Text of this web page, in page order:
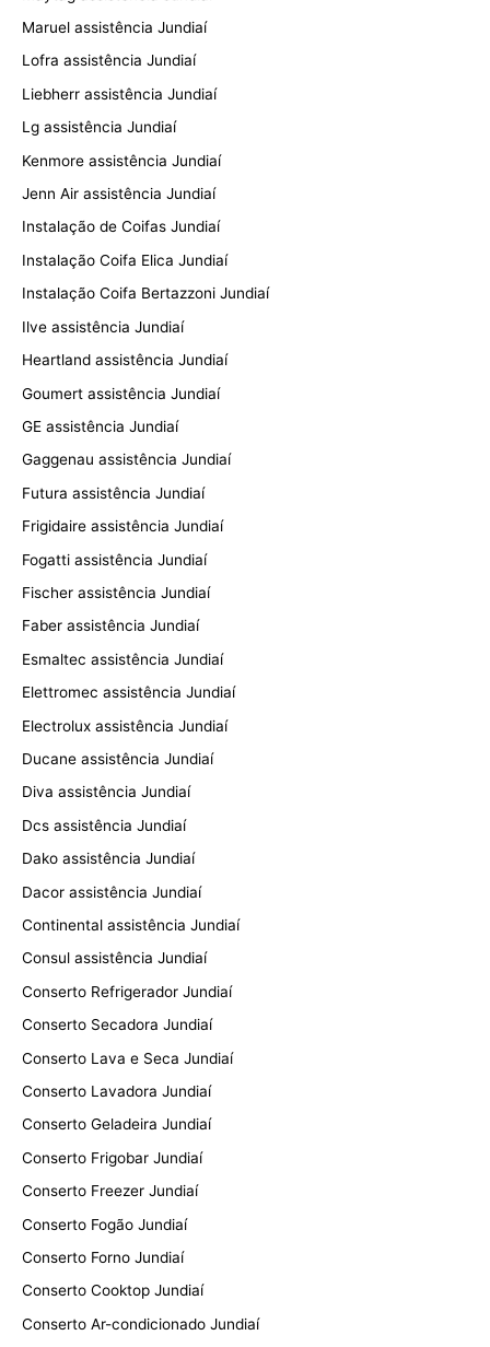
Maruel assistência Jundiaí
Lofra assistência Jundiaí
Liebherr assistência Jundiaí
Lg assistência Jundiaí
Kenmore assistência Jundiaí
Jenn Air assistência Jundiaí
Instalação de Coifas Jundiaí
Instalação Coifa Elica Jundiaí
Instalação Coifa Bertazzoni Jundiaí
Ilve assistência Jundiaí
Heartland assistência Jundiaí
Goumert assistência Jundiaí
GE assistência Jundiaí
Gaggenau assistência Jundiaí
Futura assistência Jundiaí
Frigidaire assistência Jundiaí
Fogatti assistência Jundiaí
Fischer assistência Jundiaí
Faber assistência Jundiaí
Esmaltec assistência Jundiaí
Elettromec assistência Jundiaí
Electrolux assistência Jundiaí
Ducane assistência Jundiaí
Diva assistência Jundiaí
Dcs assistência Jundiaí
Dako assistência Jundiaí
Dacor assistência Jundiaí
Continental assistência Jundiaí
Consul assistência Jundiaí
Conserto Refrigerador Jundiaí
Conserto Secadora Jundiaí
Conserto Lava e Seca Jundiaí
Conserto Lavadora Jundiaí
Conserto Geladeira Jundiaí
Conserto Frigobar Jundiaí
Conserto Freezer Jundiaí
Conserto Fogão Jundiaí
Conserto Forno Jundiaí
Conserto Cooktop Jundiaí
Conserto Ar-condicionado Jundiaí